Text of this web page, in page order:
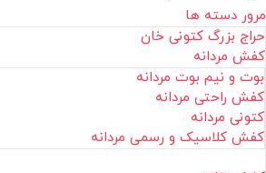
مرور دسته ها
حراج بزرگ کتونی خان
کفش مردانه
بوت و نیم بوت مردانه
کفش راحتی مردانه
کتونی مردانه
کفش کلاسیک و رسمی مردانه